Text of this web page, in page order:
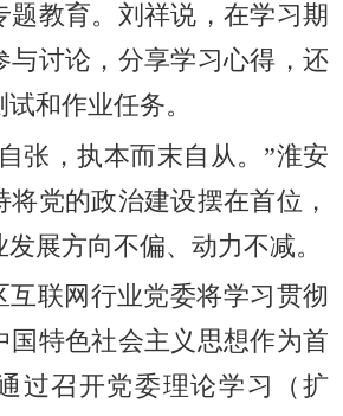
题教育。刘祥说，在学习期
与讨论，分享学习心得，还
和作业任务。
张，执本而末自从。”淮安
党的政治建设摆在首位，
展方向不偏、动力不减。
互联网行业党委将学习贯彻
国特色社会主义思想作为首
过召开党委理论学习（扩